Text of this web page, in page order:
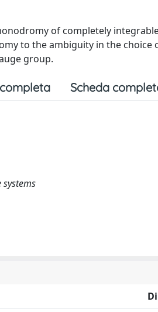
of completely
to the ambiguity in the
group.
Scheda